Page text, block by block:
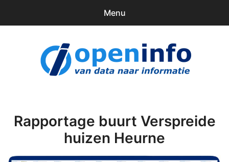
Menu
Downloads
Rapportage buurt Verspreide
huizen Heurne